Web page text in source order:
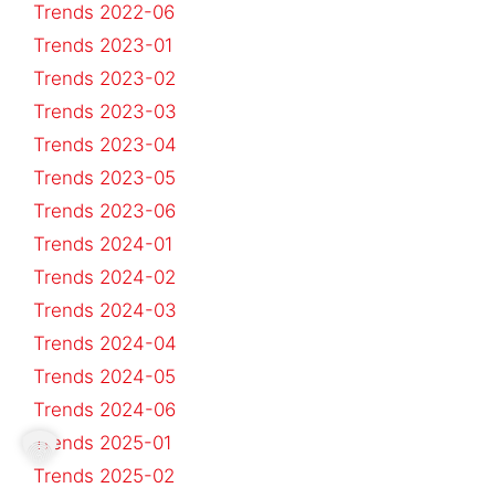
Trends 2022-06
Trends 2023-01
Trends 2023-02
Trends 2023-03
Trends 2023-04
Trends 2023-05
Trends 2023-06
Trends 2024-01
Trends 2024-02
Trends 2024-03
Trends 2024-04
Trends 2024-05
Trends 2024-06
Trends 2025-01
Trends 2025-02